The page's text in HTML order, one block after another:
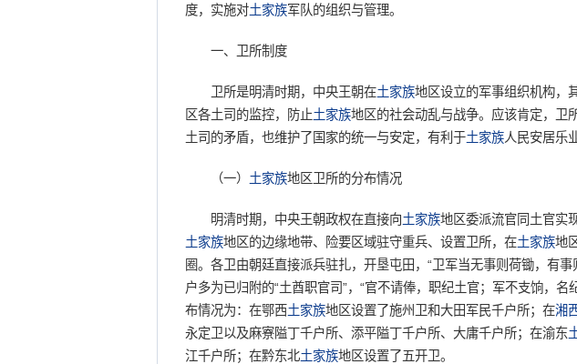
度，实施对土家族军队的组织与管理。
一、卫所制度
卫所是明清时期，中央王朝在土家族地区设立的军事组织机构，
区各土司的监控，防止土家族地区的社会动乱与战争。应该肯定，卫
土司的矛盾，也维护了国家的统一与安定，有利于土家族人民安居乐业
（一） 土家族地区卫所的分布情况
明清时期，中央王朝政权在直接向土家族地区委派流官同土官实
土家族地区的边缘地带、险要区域驻守重兵、设置卫所，在土家族地
圈。各卫由朝廷直接派兵驻扎，开垦屯田，“卫军当无事则荷锄，有事
户多为已归附的“土酋职官司”，“官不请俸，职纪土官；军不支饷，名纪
布情况为：在鄂西土家族地区设置了施州卫和大田军民千户所；在湘
永定卫以及麻寮隘丁千户所、添平隘丁千户所、大庸千户所；在渝东
江千户所；在黔东北土家族地区设置了五开卫。